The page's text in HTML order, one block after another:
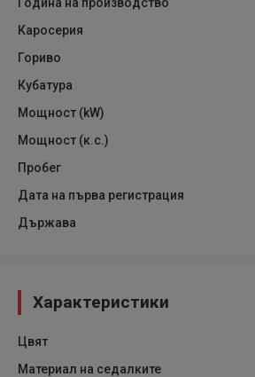
Каросерия
Гориво
Кубатура
Мощност (kW)
Мощност (к.с.)
Пробег
Дата на първа регистрация
Държава
Характеристики
Цвят
Материал на седалките